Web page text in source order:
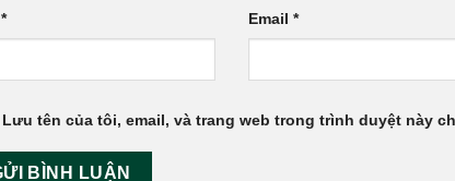
* Email *
Lưu tên của tôi, email, và trang web trong trình duyệt này